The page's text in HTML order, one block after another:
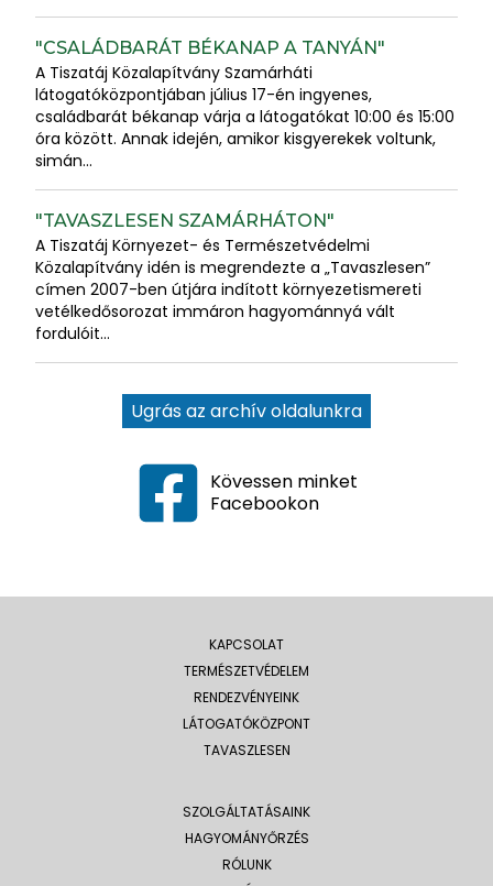
"CSALÁDBARÁT BÉKANAP A TANYÁN"
A Tiszatáj Közalapítvány Szamárháti
látogatóközpontjában július 17-én ingyenes,
családbarát békanap várja a látogatókat 10:00 és 15:00
óra között. Annak idején, amikor kisgyerekek voltunk,
simán...
"TAVASZLESEN SZAMÁRHÁTON"
A Tiszatáj Környezet- és Természetvédelmi
Közalapítvány idén is megrendezte a „Tavaszlesen”
címen 2007-ben útjára indított környezetismereti
vetélkedősorozat immáron hagyománnyá vált
fordulóit...
Ugrás az archív oldalunkra
Kövessen minket
Facebookon
KAPCSOLAT
TERMÉSZETVÉDELEM
RENDEZVÉNYEINK
LÁTOGATÓKÖZPONT
TAVASZLESEN
SZOLGÁLTATÁSAINK
HAGYOMÁNYŐRZÉS
RÓLUNK